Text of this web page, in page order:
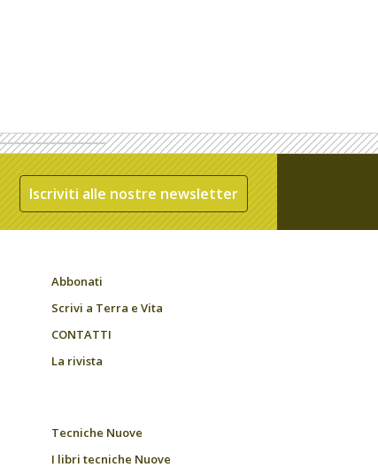
Iscriviti alle nostre newsletter
Abbonati
Scrivi a Terra e Vita
CONTATTI
La rivista
Tecniche Nuove
I libri tecniche Nuove